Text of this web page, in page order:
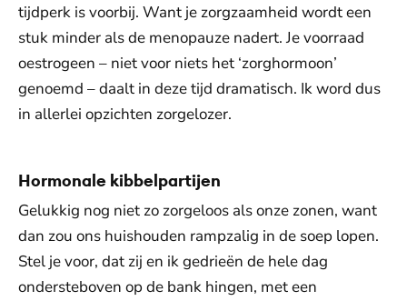
tijdperk is voorbij. Want je zorgzaamheid wordt een
stuk minder als de menopauze nadert. Je voorraad
oestrogeen – niet voor niets het ‘zorghormoon’
genoemd – daalt in deze tijd dramatisch. Ik word dus
in allerlei opzichten zorgelozer.
Hormonale kibbelpartijen
Gelukkig nog niet zo zorgeloos als onze zonen, want
dan zou ons huishouden rampzalig in de soep lopen.
Stel je voor, dat zij en ik gedrieën de hele dag
ondersteboven op de bank hingen, met een